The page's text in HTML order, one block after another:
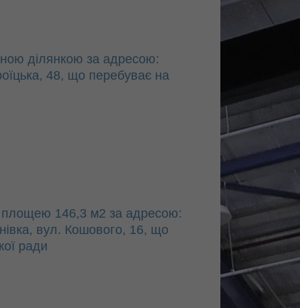
ділянкою за адресою:
48, що перебуває на
площею 146,3 м2 за адресою:
вул. Кошового, 16, що
ради